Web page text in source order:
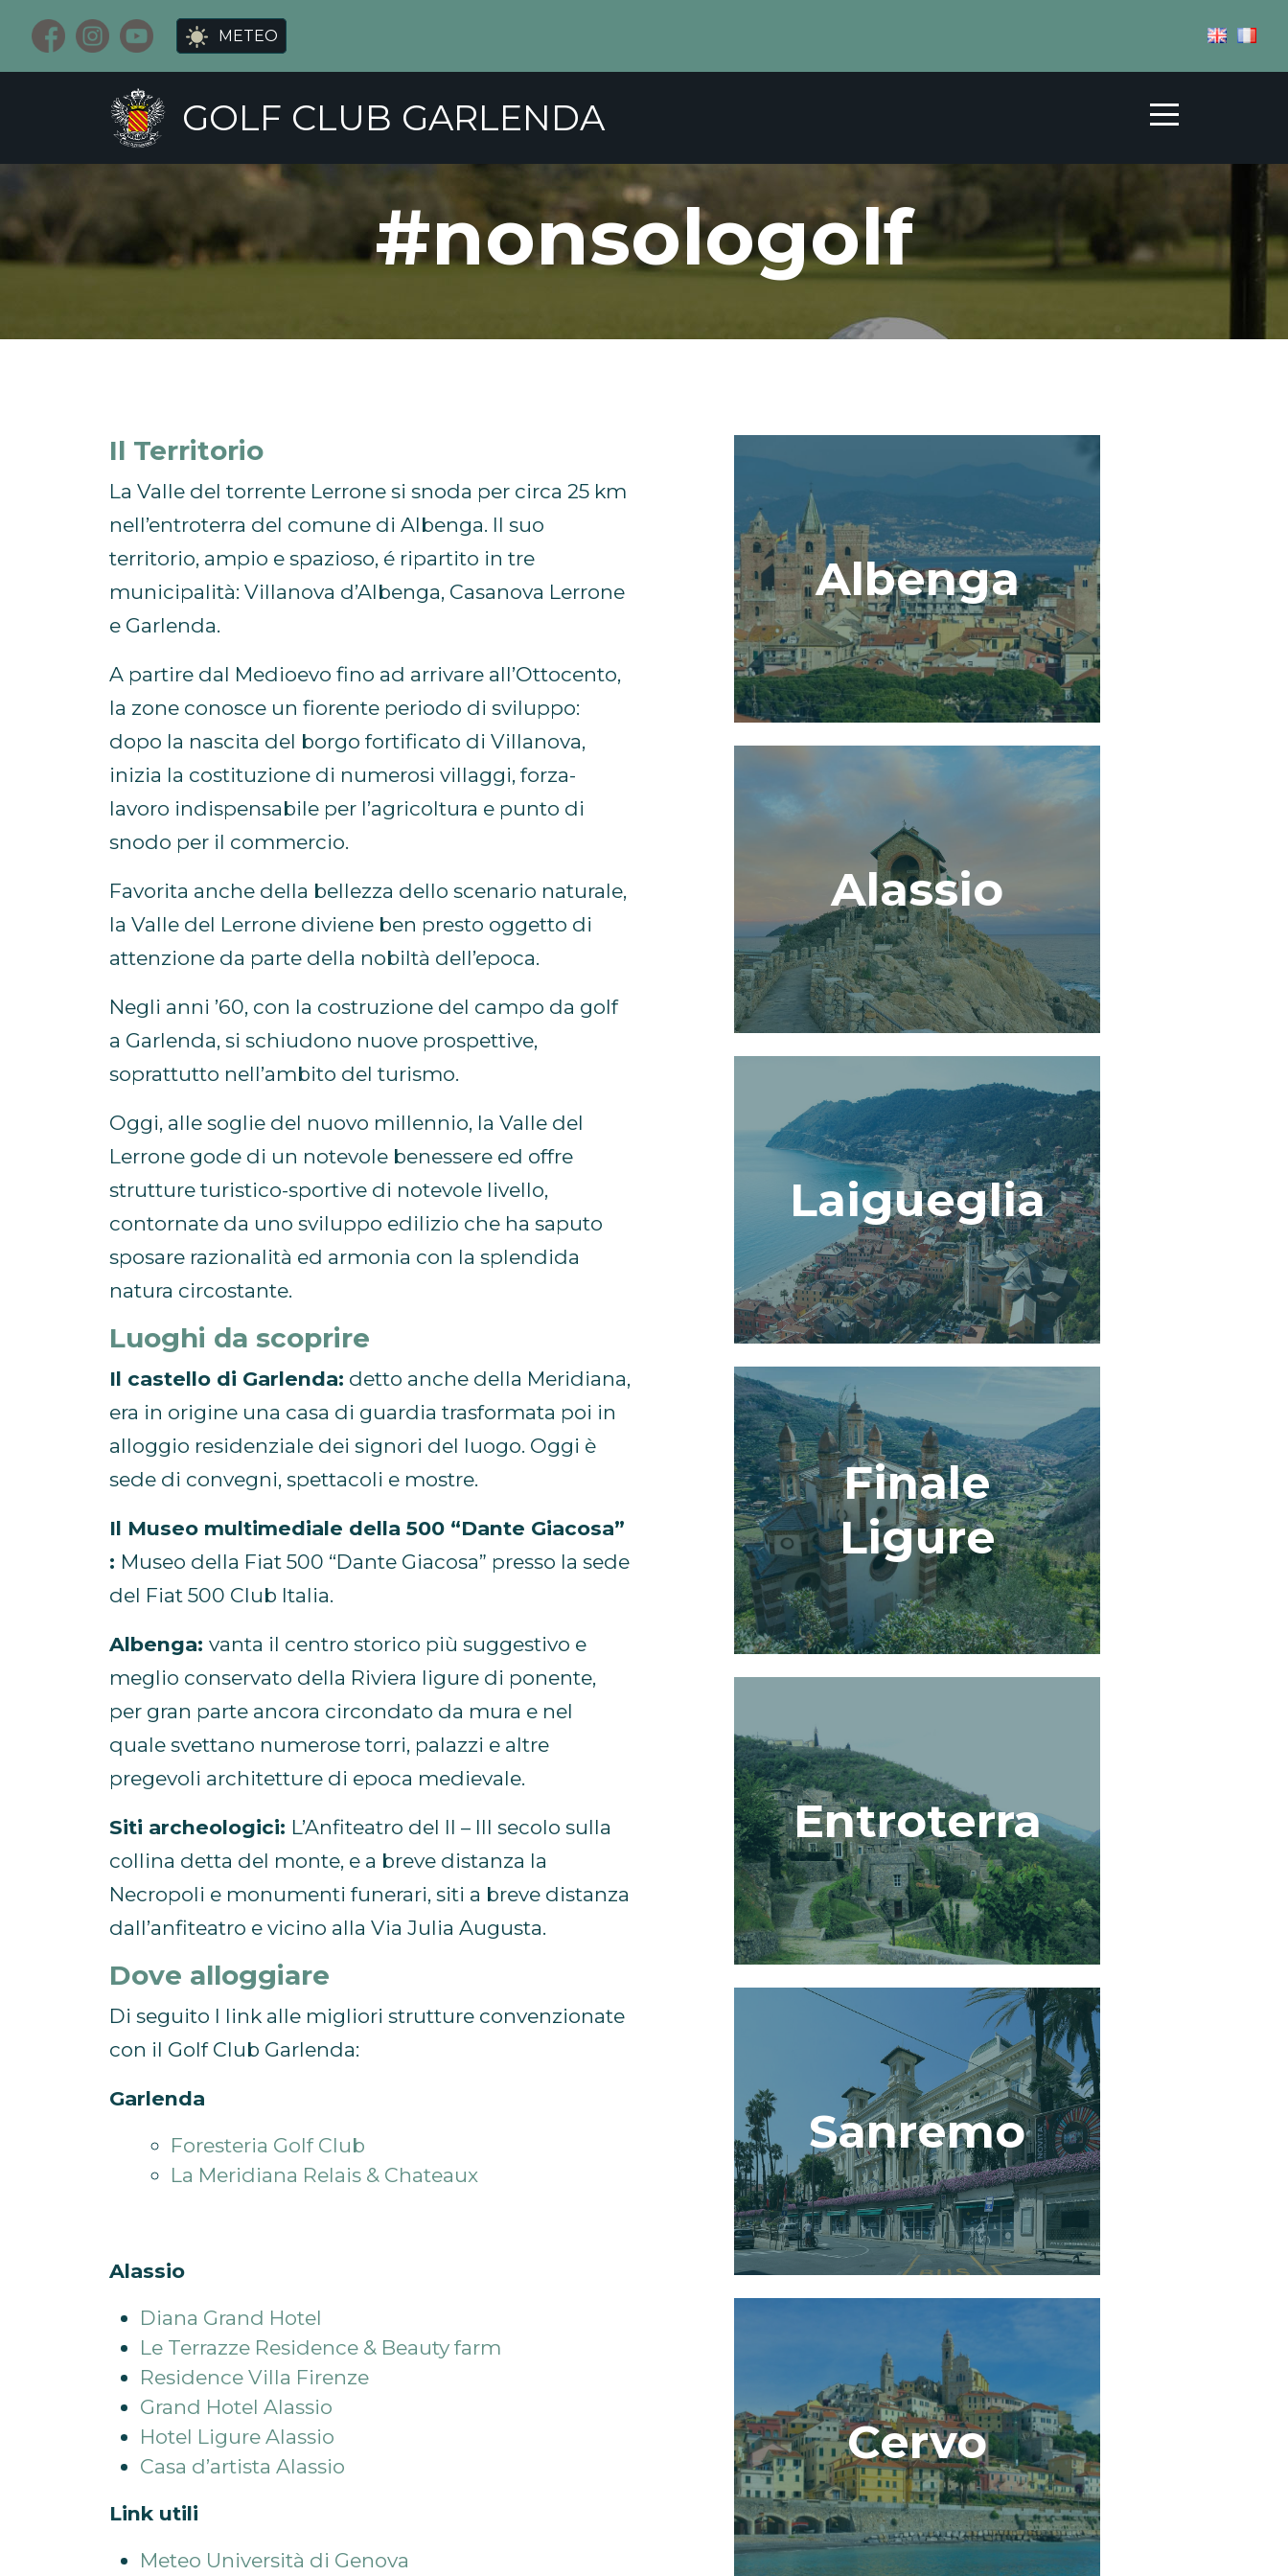
METEO
GOLF CLUB GARLENDA
PERCORSO GARE SCUOLA GOLF OSPITALITÀ NEWS
CONTATTI SAFEGUARDING CONTRIBUTI
#nonsologolf
Il Territorio
La Valle del torrente Lerrone si snoda per circa 25 km
nell’entroterra del comune di Albenga. Il suo
territorio, ampio e spazioso, é ripartito in tre
municipalità: Villanova d’Albenga, Casanova Lerrone
e Garlenda.
A partire dal Medioevo fino ad arrivare all’Ottocento,
la zone conosce un fiorente periodo di sviluppo:
dopo la nascita del borgo fortificato di Villanova,
inizia la costituzione di numerosi villaggi, forza-
lavoro indispensabile per l’agricoltura e punto di
snodo per il commercio.
Favorita anche della bellezza dello scenario naturale,
la Valle del Lerrone diviene ben presto oggetto di
attenzione da parte della nobiltà dell’epoca.
Negli anni ’60, con la costruzione del campo da golf
a Garlenda, si schiudono nuove prospettive,
soprattutto nell’ambito del turismo.
Oggi, alle soglie del nuovo millennio, la Valle del
Lerrone gode di un notevole benessere ed offre
strutture turistico-sportive di notevole livello,
contornate da uno sviluppo edilizio che ha saputo
sposare razionalità ed armonia con la splendida
natura circostante.
Luoghi da scoprire
Il castello di Garlenda: detto anche della Meridiana,
era in origine una casa di guardia trasformata poi in
alloggio residenziale dei signori del luogo. Oggi è
sede di convegni, spettacoli e mostre.
Il Museo multimediale della 500 “Dante Giacosa”
: Museo della Fiat 500 “Dante Giacosa” presso la sede
del Fiat 500 Club Italia.
Albenga: vanta il centro storico più suggestivo e
meglio conservato della Riviera ligure di ponente,
per gran parte ancora circondato da mura e nel
quale svettano numerose torri, palazzi e altre
pregevoli architetture di epoca medievale.
Siti archeologici: L’Anfiteatro del II – III secolo sulla
collina detta del monte, e a breve distanza la
Necropoli e monumenti funerari, siti a breve distanza
dall’anfiteatro e vicino alla Via Julia Augusta.
Dove alloggiare
Di seguito I link alle migliori strutture convenzionate
con il Golf Club Garlenda:
Garlenda
Foresteria Golf Club
La Meridiana Relais & Chateaux
Alassio
Diana Grand Hotel
Le Terrazze Residence & Beauty farm
Residence Villa Firenze
Grand Hotel Alassio
Hotel Ligure Alassio
Casa d’artista Alassio
Link utili
Meteo Università di Genova
Albenga
Alassio
Laigueglia
Finale
Ligure
Entroterra
Sanremo
Cervo